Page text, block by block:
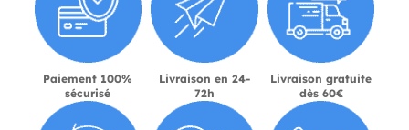
Paiement 100%
sécurisé
Livraison en 24-
72h
Livraison gratuite
dès 60€